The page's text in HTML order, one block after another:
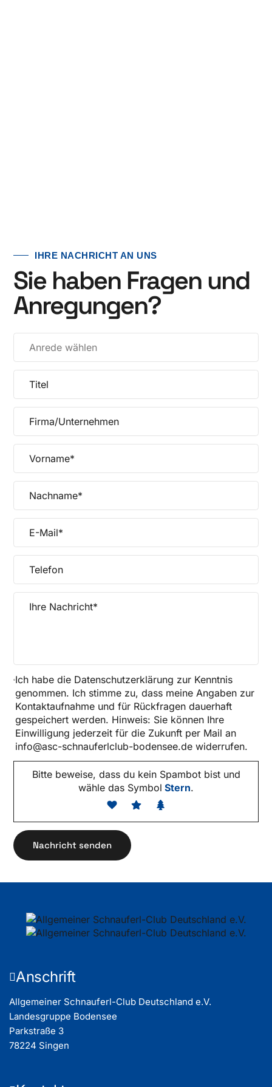
IHRE NACHRICHT AN UNS
Sie haben Fragen und
Anregungen?
Ich habe die Datenschutzerklärung zur Kenntnis
genommen. Ich stimme zu, dass meine Angaben zur
Kontaktaufnahme und für Rückfragen dauerhaft
gespeichert werden. Hinweis: Sie können Ihre
Einwilligung jederzeit für die Zukunft per Mail an
info@asc-schnauferlclub-bodensee.de widerrufen.
Bitte beweise, dass du kein Spambot bist und
wähle das Symbol Stern.
Anschrift
Allgemeiner Schnauferl-Club Deutschland e.V.
Landesgruppe Bodensee
Parkstraße 3
78224 Singen